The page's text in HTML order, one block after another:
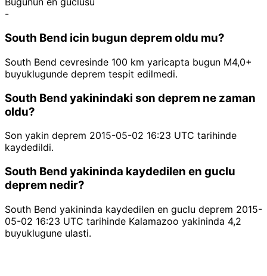
-
South Bend icin bugun deprem oldu mu?
South Bend cevresinde 100 km yaricapta bugun M4,0+
buyuklugunde deprem tespit edilmedi.
South Bend yakinindaki son deprem ne zaman
oldu?
Son yakin deprem 2015-05-02 16:23 UTC tarihinde
kaydedildi.
South Bend yakininda kaydedilen en guclu
deprem nedir?
South Bend yakininda kaydedilen en guclu deprem 2015-
05-02 16:23 UTC tarihinde Kalamazoo yakininda 4,2
buyuklugune ulasti.